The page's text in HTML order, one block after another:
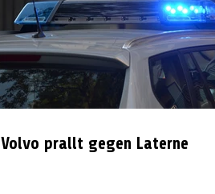
Volvo prallt gegen Laterne